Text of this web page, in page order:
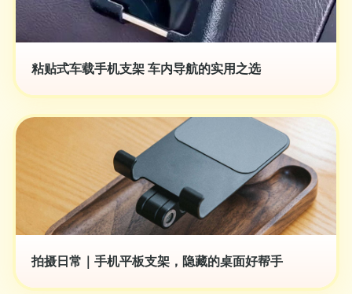
粘贴式车载手机支架 车内导航的实用之选
拍摄日常｜手机平板支架，隐藏的桌面好帮手